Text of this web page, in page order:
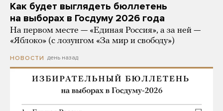
Как будет выглядеть бюллетень
на выборах в Госдуму 2026 года
На первом месте — «Единая Россия», а за ней —
«Яблоко» (с лозунгом «За мир и свободу»)
НОВОСТИ день назад